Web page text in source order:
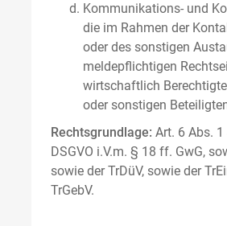
Kommunikations- und
die im Rahmen der
oder des sonstigen
meldepflichtigen
wirtschaftlich
oder sonstigen
Rechtsgrundlage: Art. 6 Abs.
DSGVO i.V.m. § 18 ff. GwG,
sowie der TrDüV, sowie der
TrGebV.